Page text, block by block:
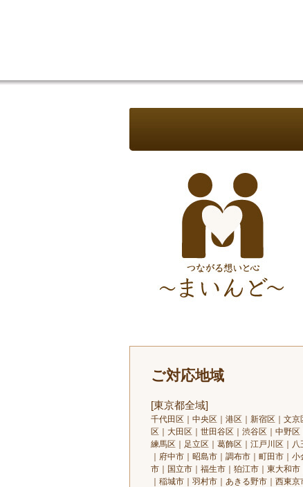
ご対応地域
[東京都全域]
千代田区｜中央区｜港区｜新宿区｜文
区｜大田区｜世田谷区｜渋谷区｜中野
練馬区｜足立区｜葛飾区｜江戸川区｜
｜府中市｜昭島市｜調布市｜町田市｜
市｜国立市｜福生市｜狛江市｜東大和
｜稲城市｜羽村市｜あきる野市｜西東